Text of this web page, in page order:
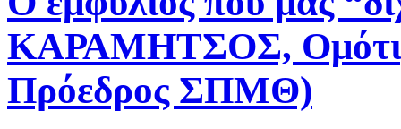
ΚΑΡΑΜΗΤΣΟΣ,
Πρόεδρος ΣΠΜΘ)